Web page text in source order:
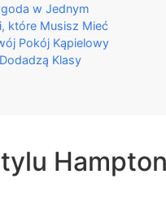
w Jednym
które Musisz Mieć
Pokój Kąpielowy
Klasy